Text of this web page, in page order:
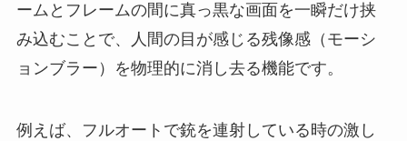
ームとフレームの間に真っ黒な画面を一瞬だけ挟
み込むことで、人間の目が感じる残像感（モーシ
ョンブラー）を物理的に消し去る機能です。
例えば、フルオートで銃を連射している時の激し